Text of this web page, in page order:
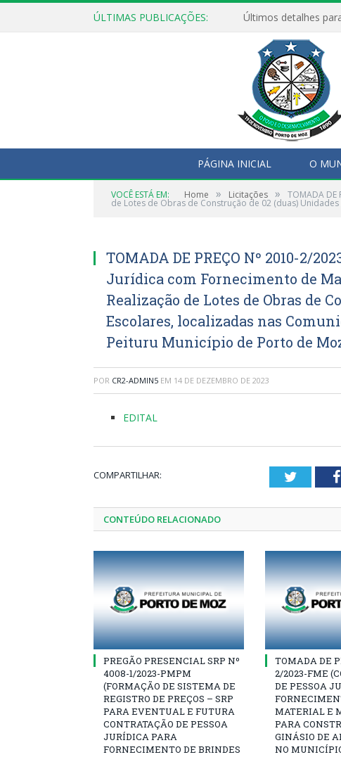
ÚLTIMAS PUBLICAÇÕES: Últimos detalhes
PÁGINA INICIAL O
VOCÊ ESTÁ EM: Home » Licitações » TOMADA
de Lotes de Obras de Construção de 02 (duas)
TOMADA DE PREÇO Nº 2010-2/
Jurídica com Fornecimento de
Realização de Lotes de Obras de
Escolares, localizadas nas
Peituru Município de Porto de
POR CR2-ADMIN5 EM 14 DE DEZEMBRO DE 2023
EDITAL
COMPARTILHAR: Twitter
CONTEÚDO RELACIONADO
PREGÃO PRESENCIAL SRP Nº
4008-1/2023-PMPM
(FORMAÇÃO DE SISTEMA DE
REGISTRO DE PREÇOS – SRP
PARA EVENTUAL E FUTURA
CONTRATAÇÃO DE PESSOA
JURÍDICA PARA
FORNECIMENTO DE BRINDES
TOMADA DE
2/2023-FME
DE PESSOA
MATERIAL E
PARA
GINÁSIO DE
NO